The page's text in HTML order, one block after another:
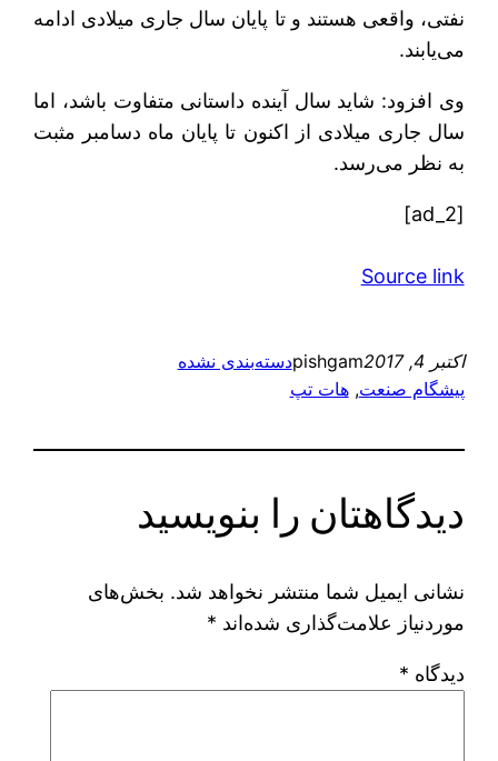
نفتی، واقعی هستند و تا پایان سال جاری میلادی ادامه
می‌یابند.
وی افزود: شاید سال آینده داستانی متفاوت باشد، اما
سال جاری میلادی از اکنون تا پایان ماه دسامبر مثبت
به نظر می‌رسد.
[ad_2]
Source link
اکتبر 4, 2017 pishgamدسته‌بندی نشده
پیشگام صنعت, هات تپ
دیدگاهتان را بنویسید
نشانی ایمیل شما منتشر نخواهد شد. بخش‌های
موردنیاز علامت‌گذاری شده‌اند *
دیدگاه *